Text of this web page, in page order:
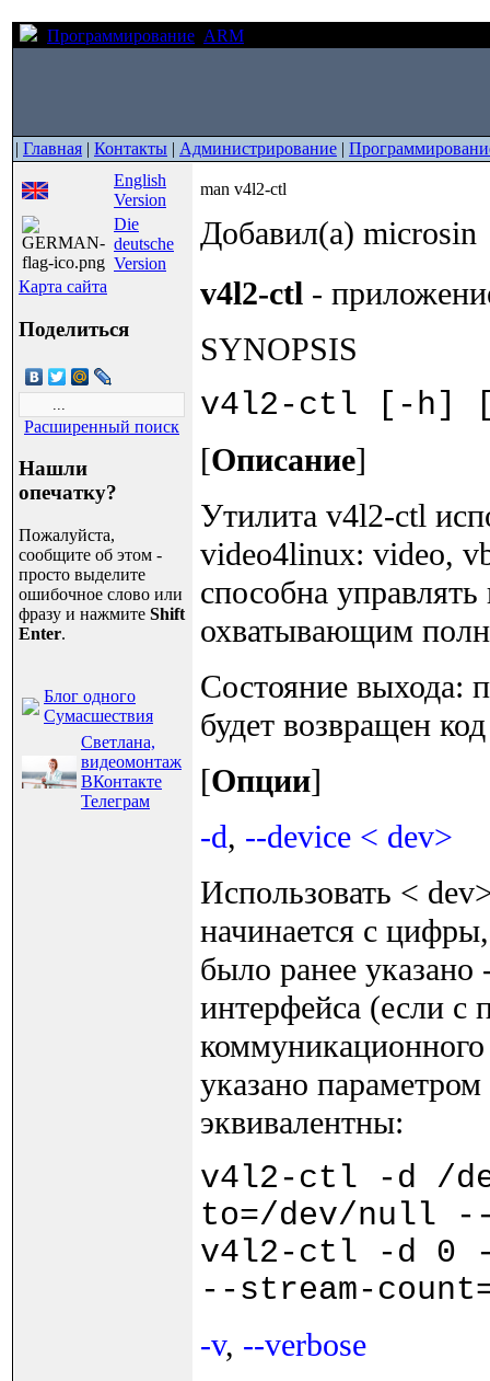
Программирование ARM
| Главная | Контакты | Администрирование |
English
Version
Die
deutsche
Version
Карта сайта
Поделиться
Расширенный поиск
Нашли
опечатку?
Пожалуйста,
сообщите об этом -
просто выделите
ошибочное слово или
фразу и нажмите Shift
Enter.
Блог одного
Сумасшествия
Светлана,
видеомонтаж
ВКонтакте
Телеграм
man v4l2-ctl
Добавил(а) microsin
v4l2-ctl -
SYNOPSIS
v4l2-ctl [-h] [-
[Описание]
Утилита v4l2-ctl
video4linux: video,
способна
охватывающим
Состояние выхода:
будет возвращен
[Опции]
-d, --device < dev>
Использовать <
начинается с
было ранее
интерфейса (если с
указано
эквивалентны:
v4l2-ctl -d /
to=/dev/null --
v4l2-ctl -d 0 --
--stream-
-v, --verbose